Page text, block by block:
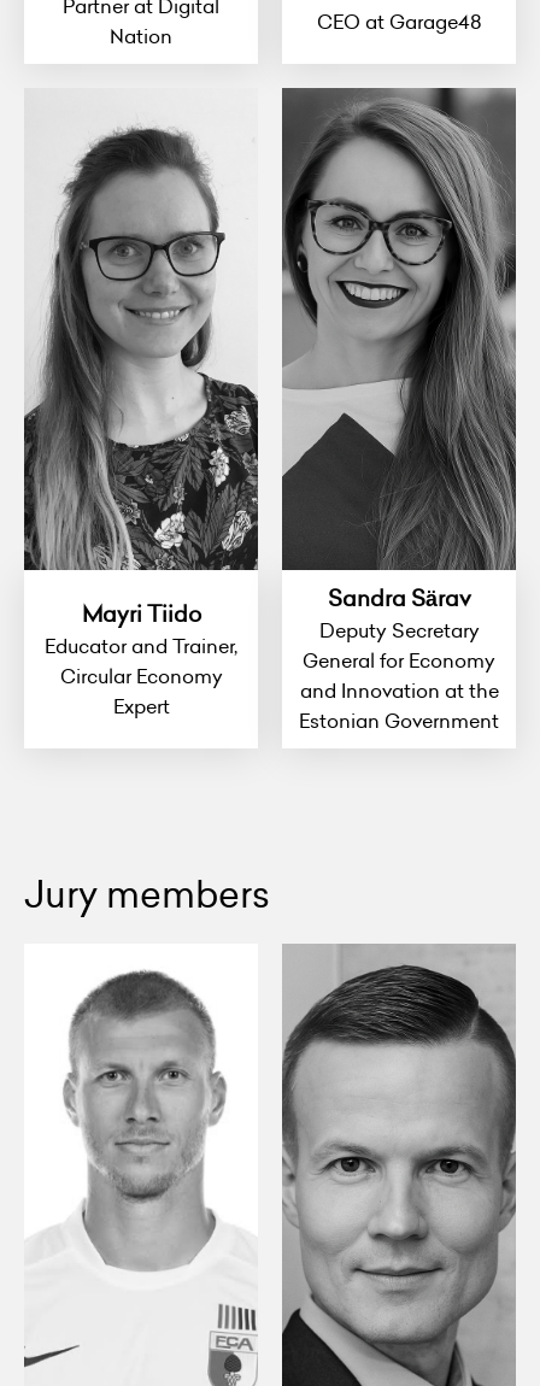
Partner at Digital
Nation
CEO at Garage48
Mayri Tiido
Educator and Trainer,
Circular Economy
Expert
Sandra Särav
Deputy Secretary
General for Economy
and Innovation at the
Estonian Government
Jury members